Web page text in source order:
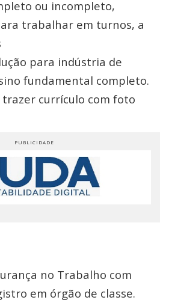
ou incompleto,
trabalhar em turnos, a
para indústria de
fundamental completo.
trazer currículo com foto
no Trabalho com
em órgão de classe.